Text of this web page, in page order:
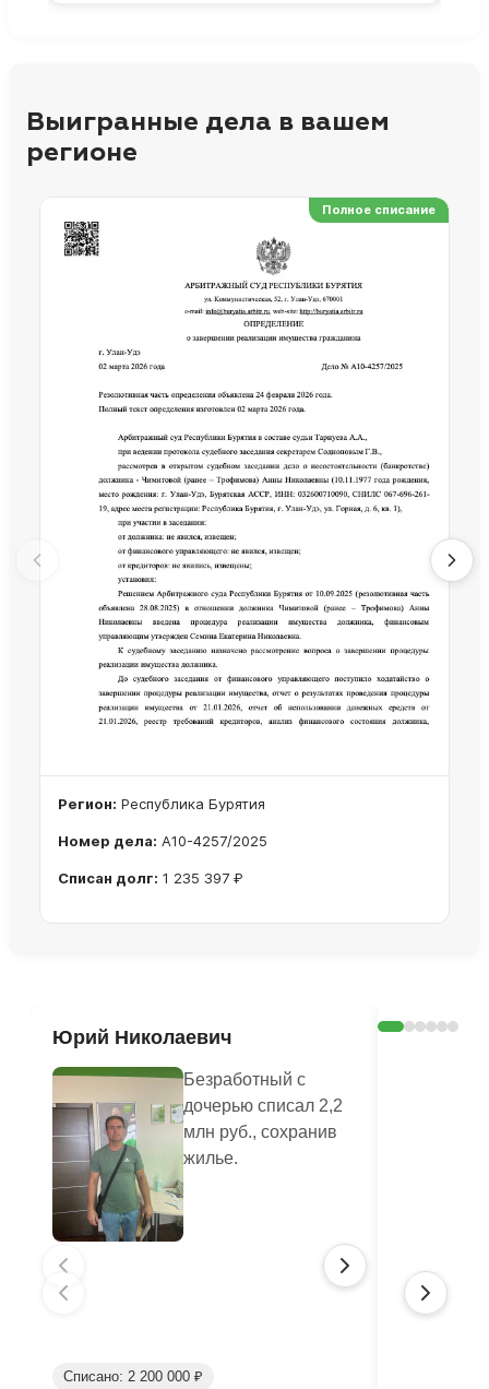
Выигранные дела в вашем
регионе
Полное списание
Регион: Республика Бурятия
Номер дела: А10-4257/2025
Списан долг: 1 235 397 ₽
Юрий Николаевич
Безработный с
дочерью списал 2,2
млн руб., сохранив
жилье.
Списано: 2 200 000 ₽